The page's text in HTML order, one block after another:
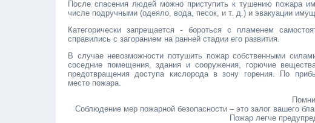
После спасения людей можно приступить к тушению пожара
числе подручными (одеяло, вода, песок, и т. д.) и эвакуации
Категорически запрещается - бороться с пламенем
справились с загоранием на ранней стадии его развития.
В случае невозможности потушить пожар собственными
соседние помещения, здания и сооружения, горючие
предотвращения доступа кислорода в зону горения. По
место пожара.
Соблюдение мер пожарной безопасности – это залог вашего
Пожар легче